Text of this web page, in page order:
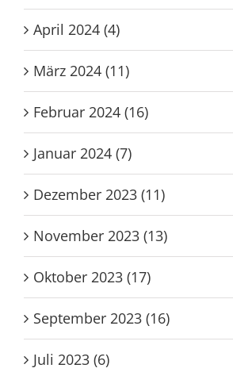
April 2024 (4)
März 2024 (11)
Februar 2024 (16)
Januar 2024 (7)
Dezember 2023 (11)
November 2023 (13)
Oktober 2023 (17)
September 2023 (16)
Juli 2023 (6)